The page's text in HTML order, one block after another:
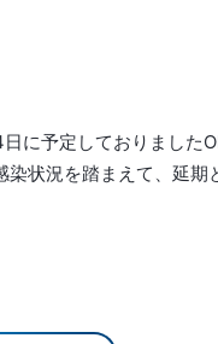
予定しておりました
染状況を踏まえて、延期